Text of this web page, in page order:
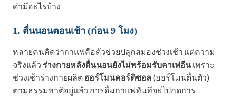
ดำมีอะไรบ้าง
1. ตื่นนอนตอนเช้า (ก่อน 9 โมง)
หลายคนคิดว่ากาแฟคือตัวช่วยปลุกสมองช่วงเช้า แต่ความ
จริงแล้ว ร่างกายหลังตื่นนอนยังไม่พร้อมรับคาเฟอีนเพราะ
ช่วงเช้าร่างกายผลิต ฮอร์โมนคอร์ติซอล (ฮอร์โมนตื่นตัว)
ตามธรรมชาติอยู่แล้ว การดื่มกาแฟทันทีจะไปกดการ